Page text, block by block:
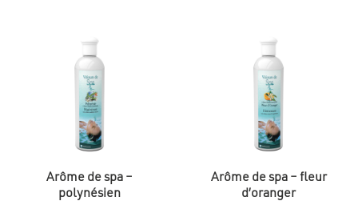
Arôme de spa –
polynésien
Arôme de spa – fleur
d’oranger